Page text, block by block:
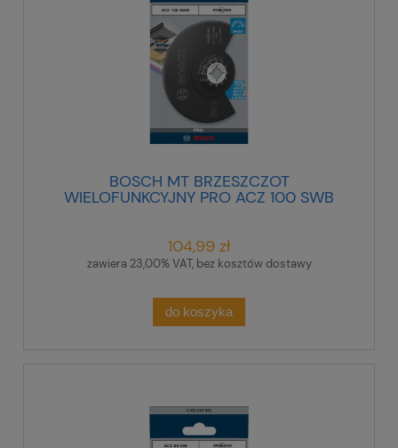
BOSCH MT BRZESZCZOT
WIELOFUNKCYJNY PRO ACZ 100 SWB
104,99 zł
zawiera 23,00% VAT, bez kosztów dostawy
do koszyka